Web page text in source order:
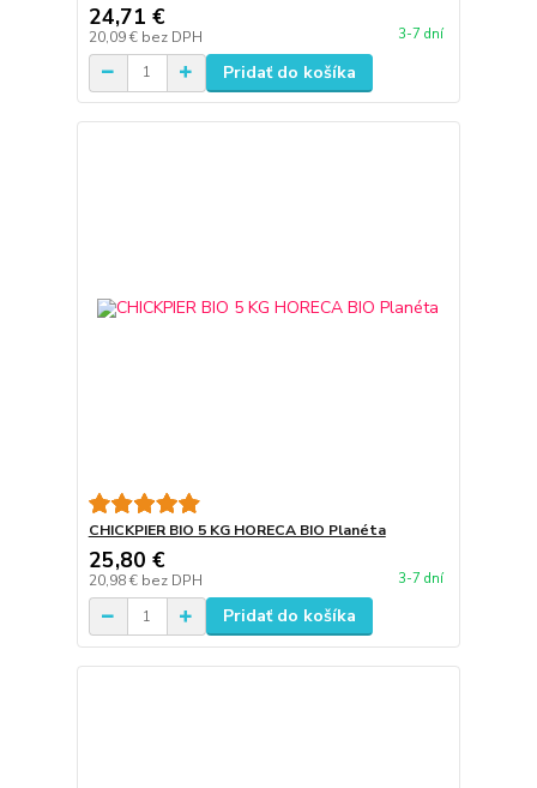
24,71 €
20,09 € bez DPH 3-7 dní
Pridať do košíka
CHICKPIER BIO 5 KG HORECA BIO Planéta
25,80 €
20,98 € bez DPH 3-7 dní
Pridať do košíka